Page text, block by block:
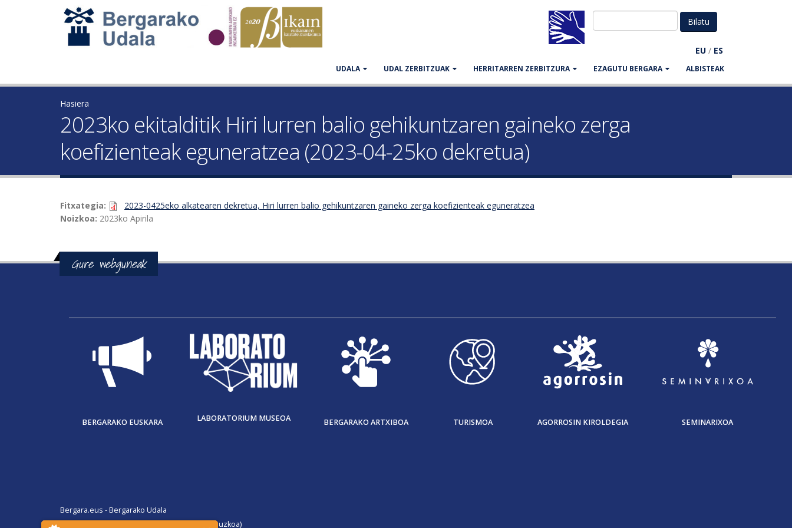
EU / ES
UDALA UDAL ZERBITZUAK HERRITARREN ZERBITZURA EZAGUTU BERGARA ALBISTEAK
Hasiera
2023ko ekitalditik Hiri lurren balio gehikuntzaren gaineko zerga
koefizienteak eguneratzea (2023-04-25ko dekretua)
Fitxategia:
2023-0425eko alkatearen dekretua, Hiri lurren balio gehikuntzaren gaineko zerga koefizienteak eguneratzea
Noizkoa: 2023ko Apirila
Gure webguneak
BERGARAKO EUSKARA LABORATORIUM MUSEOA BERGARAKO ARTXIBOA TURISMOA AGORROSIN KIROLDEGIA SEMINARIXOA
Bergara.eus - Bergarako Udala
San Martin Agirre plaza, 1. 20570 Bergara (Gipuzkoa)